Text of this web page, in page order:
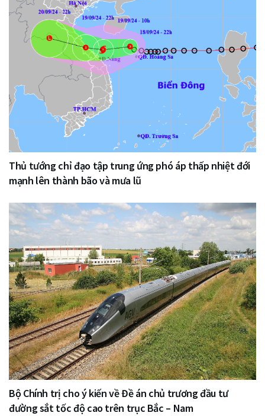
Thủ tướng chỉ đạo tập trung ứng phó áp thấp nhiệt đới
mạnh lên thành bão và mưa lũ
Bộ Chính trị cho ý kiến về Đề án chủ trương đầu tư
đường sắt tốc độ cao trên trục Bắc – Nam